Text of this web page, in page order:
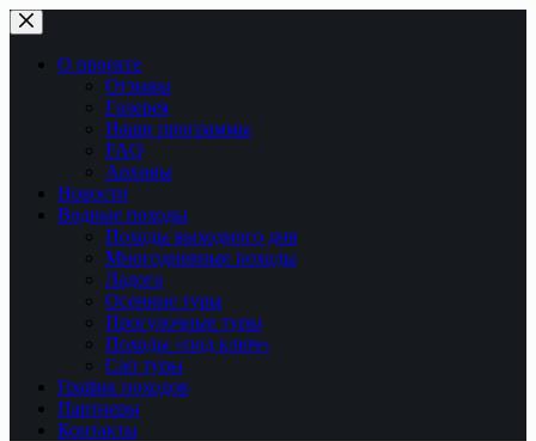
Перейти
к
сути
О проекте
Отзывы
Галерея
Наши программы
FAQ
Архивы
Новости
Водные походы
Походы выходного дня
Многодневные походы
Ладога
Осенние туры
Прогулочные туры
Походы «под ключ»
Сап туры
График походов
Партнеры
Контакты